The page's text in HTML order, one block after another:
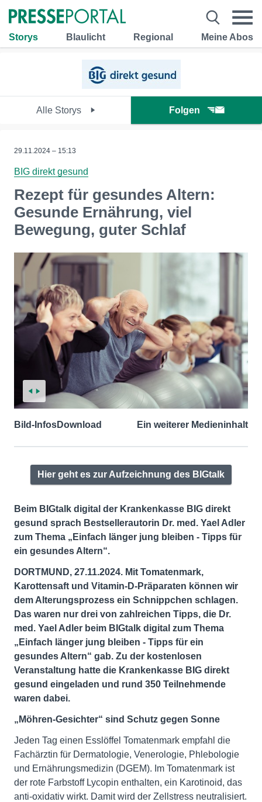
Storys Blaulicht Regional Meine Abos
Alle Storys Folgen
29.11.2024 – 15:13
BIG direkt gesund
Rezept für gesundes Altern:
Gesunde Ernährung, viel
Bewegung, guter Schlaf
Bild-InfosDownload Ein weiterer Medieninhalt
Hier geht es zur Aufzeichnung des BIGtalk
Beim BIGtalk digital der Krankenkasse BIG direkt
gesund sprach Bestsellerautorin Dr. med. Yael Adler
zum Thema „Einfach länger jung bleiben - Tipps für
ein gesundes Altern“.
DORTMUND, 27.11.2024. Mit Tomatenmark,
Karottensaft und Vitamin-D-Präparaten können wir
dem Alterungsprozess ein Schnippchen schlagen.
Das waren nur drei von zahlreichen Tipps, die Dr.
med. Yael Adler beim BIGtalk digital zum Thema
„Einfach länger jung bleiben - Tipps für ein
gesundes Altern“ gab. Zu der kostenlosen
Veranstaltung hatte die Krankenkasse BIG direkt
gesund eingeladen und rund 350 Teilnehmende
waren dabei.
„Möhren-Gesichter“ sind Schutz gegen Sonne
Jeden Tag einen Esslöffel Tomatenmark empfahl die
Fachärztin für Dermatologie, Venerologie, Phlebologie
und Ernährungsmedizin (DGEM). Im Tomatenmark ist
der rote Farbstoff Lycopin enthalten, ein Karotinoid, das
anti-oxidativ wirkt. Damit wird der Zellstress neutralisiert.